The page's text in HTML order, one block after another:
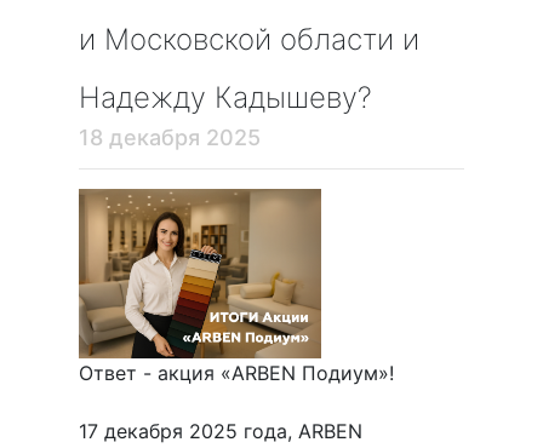
и Московской области и
Надежду Кадышеву?
18 декабря 2025
Ответ - акция «ARBEN Подиум»!
17 декабря 2025 года, ARBEN